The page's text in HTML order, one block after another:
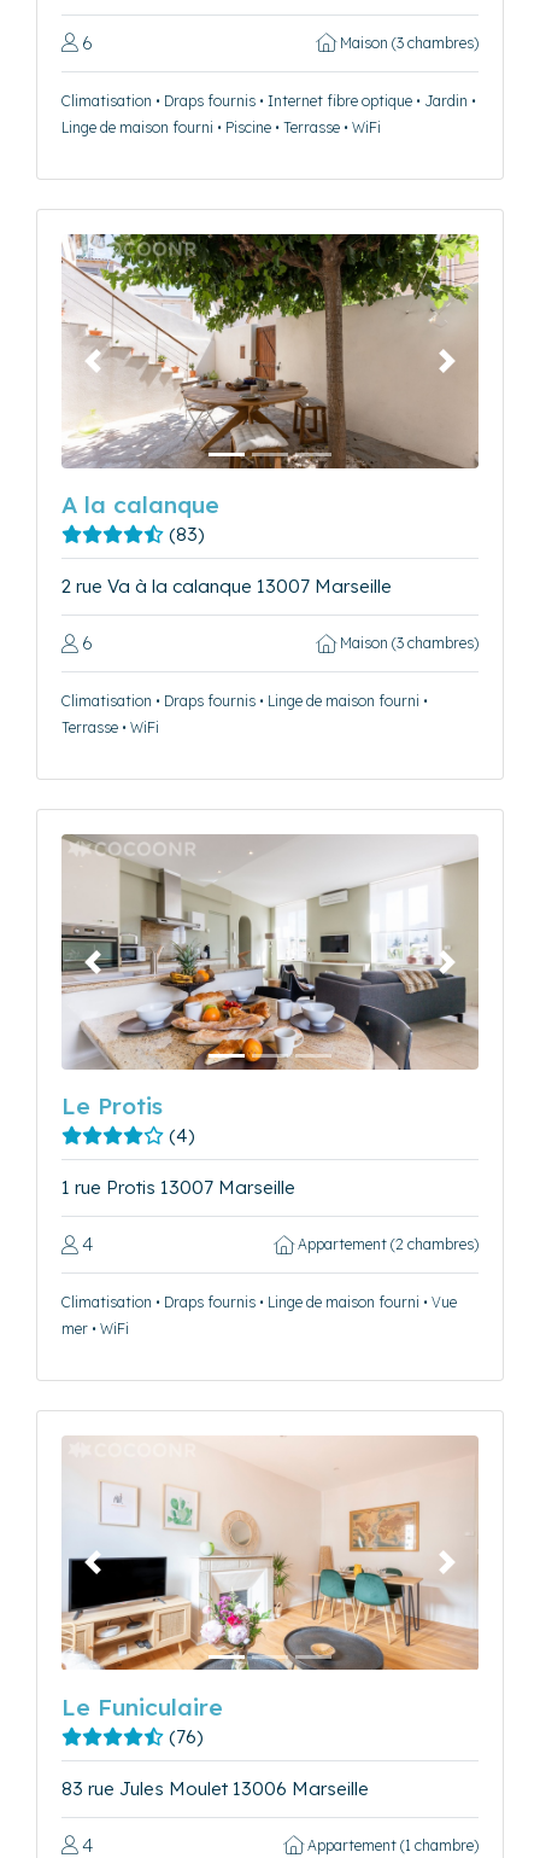
6 Maison (3 chambres)
Climatisation • Draps fournis • Internet fibre optique • Jardin •
Linge de maison fourni • Piscine • Terrasse • WiFi
Précédent Suivant
A la calanque
(83)
2 rue Va à la calanque 13007 Marseille
6 Maison (3 chambres)
Climatisation • Draps fournis • Linge de maison fourni •
Terrasse • WiFi
Précédent Suivant
Le Protis
(4)
1 rue Protis 13007 Marseille
4 Appartement (2 chambres)
Climatisation • Draps fournis • Linge de maison fourni • Vue
mer • WiFi
Précédent Suivant
Le Funiculaire
(76)
83 rue Jules Moulet 13006 Marseille
4 Appartement (1 chambre)